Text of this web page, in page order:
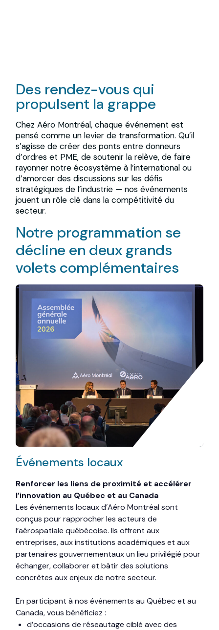
Des rendez-vous qui
propulsent la grappe
Chez Aéro Montréal, chaque événement est
pensé comme un levier de transformation. Qu’il
s’agisse de créer des ponts entre donneurs
d’ordres et PME, de soutenir la relève, de faire
rayonner notre écosystème à l’international ou
d’amorcer des discussions sur les défis
stratégiques de l’industrie — nos événements
jouent un rôle clé dans la compétitivité du
secteur.
Notre programmation se
décline en deux grands
volets complémentaires
Événements locaux
Renforcer les liens de proximité et accélérer
l’innovation au Québec et au Canada
Les événements locaux d’Aéro Montréal sont
conçus pour rapprocher les acteurs de
l’aérospatiale québécoise. Ils offrent aux
entreprises, aux institutions académiques et aux
partenaires gouvernementaux un lieu privilégié pour
échanger, collaborer et bâtir des solutions
concrètes aux enjeux de notre secteur.
En participant à nos événements au Québec et au
Canada, vous bénéficiez :
d’occasions de réseautage ciblé avec des